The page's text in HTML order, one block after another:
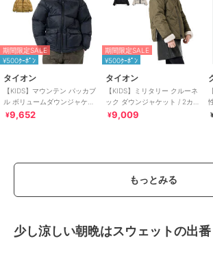
期間限定SALE
¥500ｸｰﾎﾟﾝ
タイオン
【KIDS】マウンテン パッカブ
ル ボリュームダウンジャケッ
ト / 2カラー [TAION-K102
¥9,652
期間限定SALE
¥500ｸｰﾎﾟﾝ
タイオン
【KIDS】ミリタリー クルーネ
ック ダウンジャケット / 2カラ
ー [TAION-KR104BML
¥9,009
もっとみる
少し涼しい朝晩はスウェットの出番